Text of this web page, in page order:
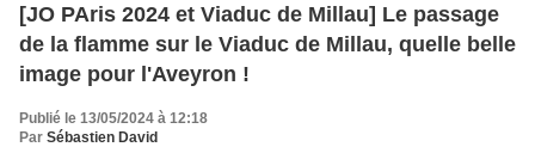
[JO PAris 2024 et Viaduc de Millau] Le passage
de la flamme sur le Viaduc de Millau, quelle belle
image pour l'Aveyron !
Publié le 13/05/2024 à 12:18
Par Sébastien David